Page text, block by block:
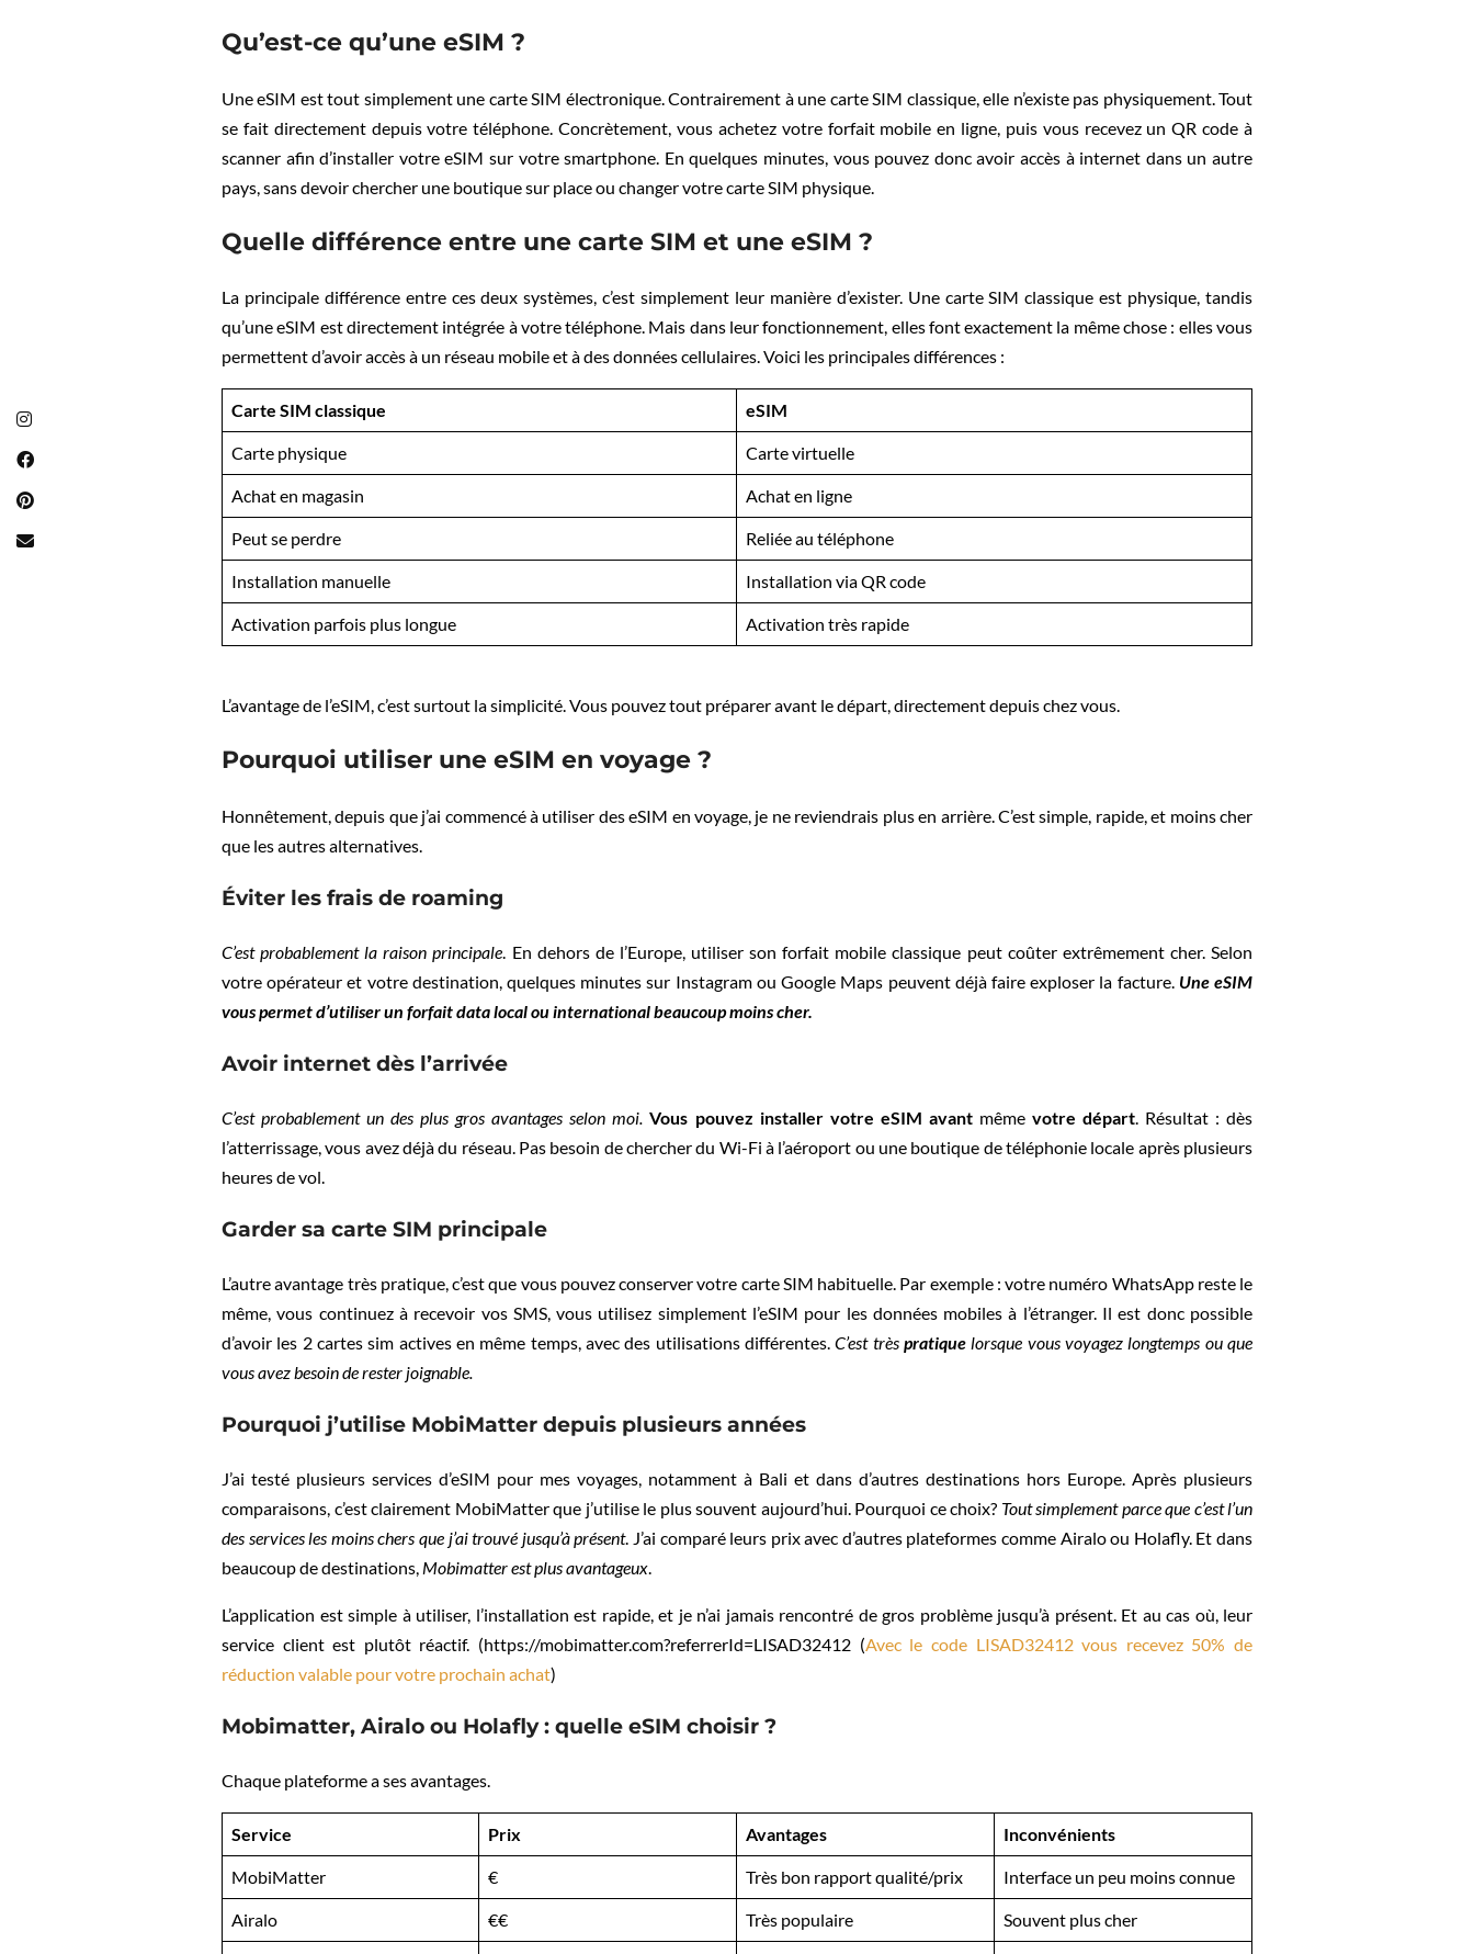
Qu’est-ce qu’une eSIM ?
Une eSIM est tout simplement une carte SIM électronique. Contrairement à une carte SIM classique, elle n’existe pas physiquement. Tout
se fait directement depuis votre téléphone. Concrètement, vous achetez votre forfait mobile en ligne, puis vous recevez un QR code à
scanner afin d’installer votre eSIM sur votre smartphone. En quelques minutes, vous pouvez donc avoir accès à internet dans un autre
pays, sans devoir chercher une boutique sur place ou changer votre carte SIM physique.
Quelle différence entre une carte SIM et une eSIM ?
La principale différence entre ces deux systèmes, c’est simplement leur manière d’exister. Une carte SIM classique est physique, tandis
qu’une eSIM est directement intégrée à votre téléphone. Mais dans leur fonctionnement, elles font exactement la même chose : elles vous
permettent d’avoir accès à un réseau mobile et à des données cellulaires. Voici les principales différences :
Carte SIM classique eSIM
Carte physique Carte virtuelle
Achat en magasin Achat en ligne
Peut se perdre Reliée au téléphone
Installation manuelle Installation via QR code
Activation parfois plus longue Activation très rapide
L’avantage de l’eSIM, c’est surtout la simplicité. Vous pouvez tout préparer avant le départ, directement depuis chez vous.
Pourquoi utiliser une eSIM en voyage ?
Honnêtement, depuis que j’ai commencé à utiliser des eSIM en voyage, je ne reviendrais plus en arrière. C’est simple, rapide, et moins cher
que les autres alternatives.
Éviter les frais de roaming
C’est probablement la raison principale . En dehors de l’Europe, utiliser son forfait mobile classique peut coûter extrêmement cher. Selon
votre opérateur et votre destination, quelques minutes sur Instagram ou Google Maps peuvent déjà faire exploser la facture. Une eSIM
vous permet d’utiliser un forfait data local ou international beaucoup moins cher.
Avoir internet dès l’arrivée
C’est probablement un des plus gros avantages selon moi. Vous pouvez installer votre eSIM avant même votre départ. Résultat : dès
l’atterrissage, vous avez déjà du réseau. Pas besoin de chercher du Wi-Fi à l’aéroport ou une boutique de téléphonie locale après plusieurs
heures de vol.
Garder sa carte SIM principale
L’autre avantage très pratique, c’est que vous pouvez conserver votre carte SIM habituelle. Par exemple : votre numéro WhatsApp reste le
même, vous continuez à recevoir vos SMS, vous utilisez simplement l’eSIM pour les données mobiles à l’étranger. Il est donc possible
d’avoir les 2 cartes sim actives en même temps, avec des utilisations différentes.C’est trèspratique lorsque vous voyagez longtemps ou que
vous avez besoin de rester joignable.
Pourquoi j’utilise MobiMatter depuis plusieurs années
J’ai testé plusieurs services d’eSIM pour mes voyages, notamment à Bali et dans d’autres destinations hors Europe. Après plusieurs
comparaisons, c’est clairement MobiMatter que j’utilise le plus souvent aujourd’hui. Pourquoi ce choix? Tout simplement parce que c’est l’un
des services les moins chers que j’ai trouvé jusqu’à présent. J’ai comparé leurs prix avec d’autres plateformes comme Airalo ou Holafly. Et dans
beaucoup de destinations, Mobimatter est plus avantageux
L’application est simple à utiliser, l’installation est rapide, et je n’ai jamais rencontré de gros problème jusqu’à présent. Et au cas où, leur
service client est plutôt réactif. (https://mobimatter.com?referrerId=LISAD32412 (Avec le code LISAD32412 vous recevez 50% de
réduction valable pour votre prochain achat)
Mobimatter, Airalo ou Holafly : quelle eSIM choisir ?
Chaque plateforme a ses avantages.
Service Prix Avantages Inconvénients
MobiMatter € Très bon rapport qualité/prix Interface un peu moins connue
Airalo €€ Très populaire Souvent plus cher